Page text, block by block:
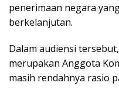
penerimaan negara
berkelanjutan.
Dalam audiensi
merupakan Anggota
masih rendahnya rasio